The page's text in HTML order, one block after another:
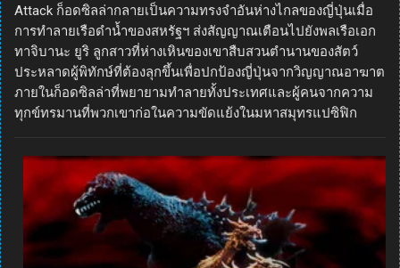
Attack ก็อดซิลล่ากลายเป็นความทรงจำอันห่างไกลของญี่ปุ่นเมื่อ
การทำลายเรือดำน้ำของสหรัฐฯ ส่งสัญญาณเตือนไปยังพลเรือเอก
ทาจิบานะ ยูริ ลูกสาวที่ห่างเหินของเขาสืบสวนตำนานของสัตว์
ประหลาดผู้พิทักษ์ที่ต้องลุกขึ้นเพื่อปกป้องญี่ปุ่นจากวิญญาณอาฆาต
ภายในก็อดซิลล่าที่พยายามทำลายทั้งประเทศและผู้คนจากความ
ทุกข์ทรมานที่พวกเขาก่อในความขัดแย้งในมหาสมุทรแปซิฟิก